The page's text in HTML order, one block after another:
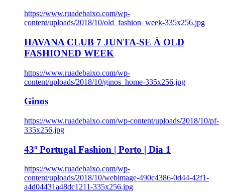
https://www.ruadebaixo.com/wp-
content/uploads/2018/10/old_fashion_week-335x256.jpg
HAVANA CLUB 7 JUNTA-SE À OLD
FASHIONED WEEK
https://www.ruadebaixo.com/wp-
content/uploads/2018/10/ginos_home-335x256.jpg
Ginos
https://www.ruadebaixo.com/wp-content/uploads/2018/10/pf-
335x256.jpg
43º Portugal Fashion | Porto | Dia 1
https://www.ruadebaixo.com/wp-
content/uploads/2018/10/webimage-490c4386-0d44-42f1-
a4d04431a48dc1211-335x256.jpg